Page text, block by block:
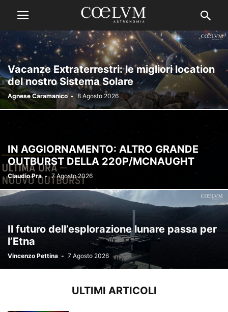
Vacanze Extraterrestri: le migliori location
del nostro Sistema Solare
Agnese Caramanico - 8 Agosto 2026
IN AGGIORNAMENTO: ALTRO GRANDE
OUTBURST DELLA 220P/MCNAUGHT
Claudio Pra - 7 Agosto 2026
Il futuro dell’esplorazione lunare passa per
l’Etna
Vincenzo Pettina - 7 Agosto 2026
ULTIMI ARTICOLI